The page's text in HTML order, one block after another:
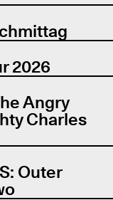
2026
Angry
Charles
Outer